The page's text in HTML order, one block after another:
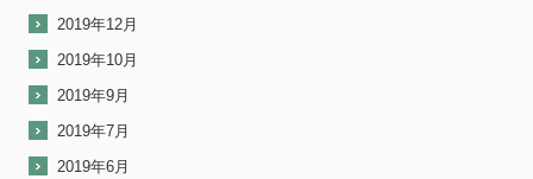
2019年12月
2019年10月
2019年9月
2019年7月
2019年6月